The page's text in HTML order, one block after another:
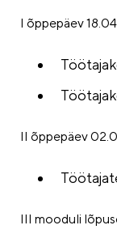
I õppepäev
II õppepäev
III mooduli